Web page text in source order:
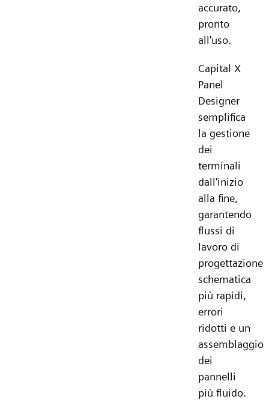
accurato,
pronto
all'uso.
Capital X
Panel
Designer
semplifica
la gestione
dei
terminali
dall'inizio
alla fine,
garantendo
flussi di
lavoro di
progettazione
schematica
più rapidi,
errori
ridotti e un
assemblaggio
dei
pannelli
più fluido.